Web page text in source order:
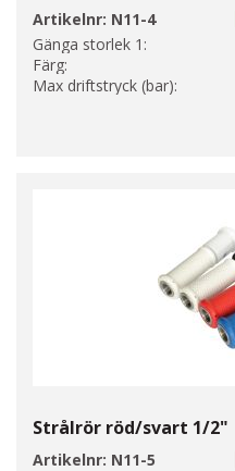
Artikelnr: N11-4
Gänga storlek 1:
Färg:
Max driftstryck (bar):
Strålrör röd/svart 1/2"
Artikelnr: N11-5